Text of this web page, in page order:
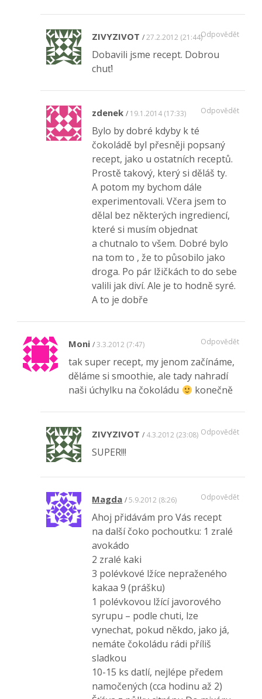
ZIVYZIVOT 27.2.2012 (21:44)
Dobavili jsme recept. Dobrou
chuť!
Odpovědět
zdenek 19.1.2014 (17:33)
Bylo by dobré kdyby k té
čokoládě byl přesněji popsaný
recept, jako u ostatních receptů.
Prostě takový, který si děláš ty.
A potom my bychom dále
experimentovali. Včera jsem to
dělal bez některých ingrediencí,
které si musím objednat
a chutnalo to všem. Dobré bylo
na tom to , že to působilo jako
droga. Po pár lžičkách to do sebe
valili jak diví. Ale je to hodně syré.
A to je dobře
Odpovědět
Moni 3.3.2012 (7:47)
tak super recept, my jenom začínáme,
děláme si smoothie, ale tady nahradí
naši úchylku na čokoládu
konečně
Odpovědět
ZIVYZIVOT 4.3.2012 (23:08)
SUPER!!!
Odpovědět
Magda 5.9.2012 (8:26)
Ahoj přidávám pro Vás recept
na další čoko pochoutku: 1 zralé
avokádo
2 zralé kaki
3 polévkové lžíce nepraženého
kakaa 9 (prášku)
1 polévkovou lžící javorového
syrupu – podle chuti, lze
vynechat, pokud někdo, jako já,
nemáte čokoládu rádi příliš
sladkou
10-15 ks datlí, nejlépe předem
namočených (cca hodinu až 2)
Odpovědět